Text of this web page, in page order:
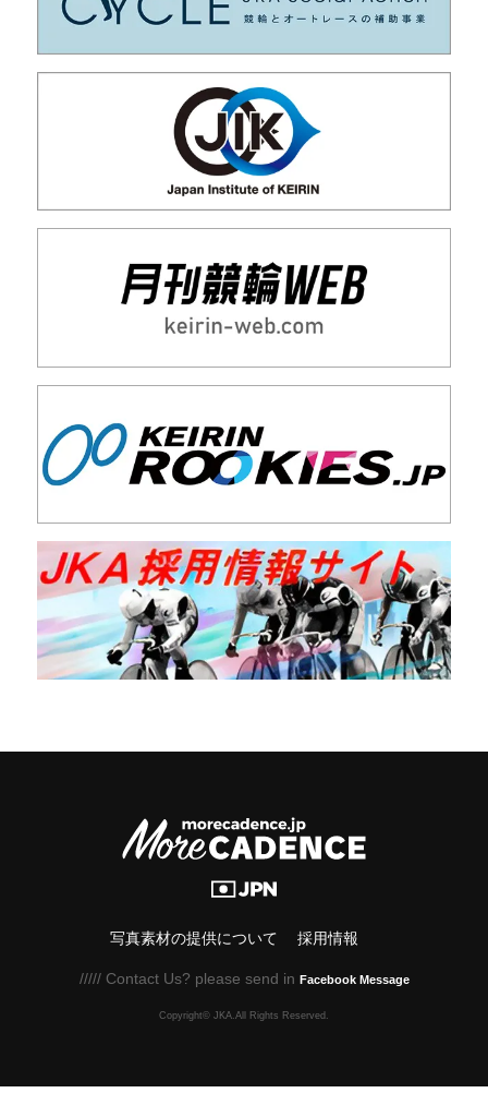
写真素材の提供について 採用情報
///// Contact Us? please send in Facebook Message
Copyright© JKA.All Rights Reserved.